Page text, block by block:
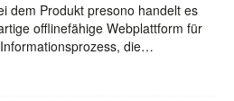
dem Produkt presono handelt es
offlinefähige Webplattform für
die…